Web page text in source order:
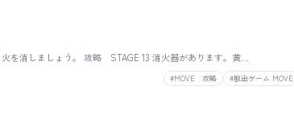
を消しましょう。 攻略 STAGE 13 消火器があります。黄…
#MOVE 攻略 #脱出ゲーム MOVE